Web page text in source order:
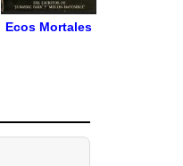
Ecos Mortales